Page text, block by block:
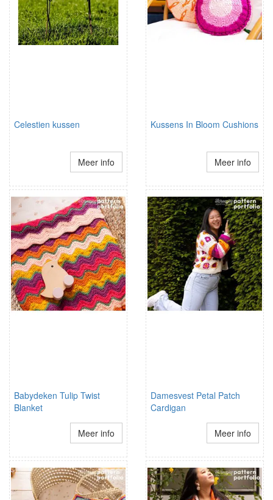
Celestien kussen
Meer info
Kussens In Bloom Cushions
Meer info
Babydeken Tulip Twist
Blanket
Meer info
Damesvest Petal Patch
Cardigan
Meer info